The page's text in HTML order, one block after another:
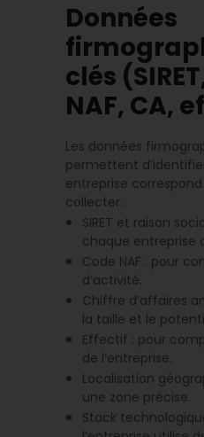
Données
clés
NAF, CA,
Les données
permettent
entreprise
collecter :
SIRET et raison
chaque entreprise
Code NAF : pour
d’activité.
Chiffre d’affaires
la taille et le
Effectif : pour
de l’entreprise.
Localisation
une zone précise.
Stack